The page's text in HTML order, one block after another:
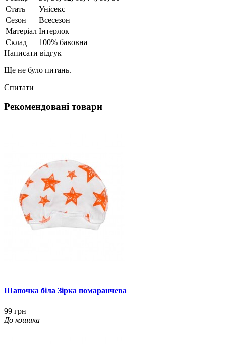
Стать
Унісекс
Сезон
Всесезон
Матеріал Інтерлок
Склад
100% бавовна
Написати відгук
Ще не було питань.
Спитати
Рекомендовані товари
Шапочка біла Зірка помаранчева
99 грн
До кошика